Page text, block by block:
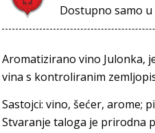
Dostupno samo
Aromatizirano vino Julonka,
vina s kontroliranim
Sastojci: vino, šećer, arome;
Stvaranje taloga je prirodna